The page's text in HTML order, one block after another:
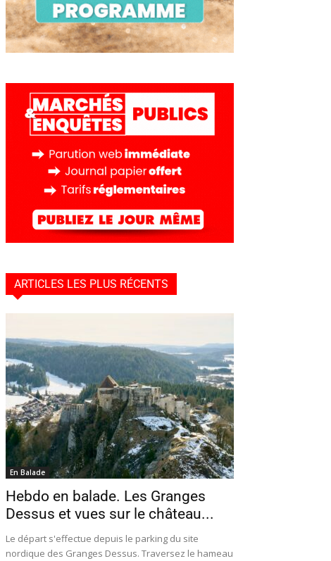
ARTICLES LES PLUS RÉCENTS
En Balade
Hebdo en balade. Les Granges
Dessus et vues sur le château...
Le départ s'effectue depuis le parking du site
nordique des Granges Dessus. Traversez le hameau